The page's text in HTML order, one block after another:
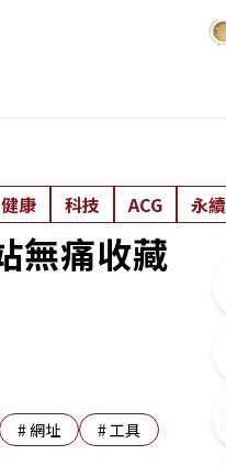
健康 科技 ACG 永續
無痛收藏
#網址 #工具